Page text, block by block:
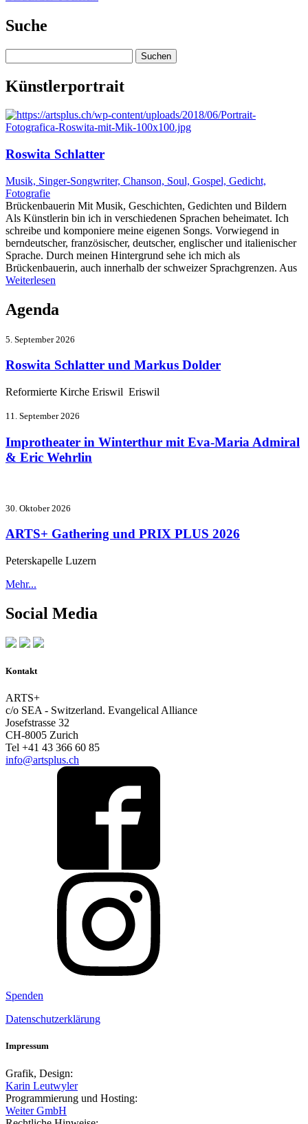
Suche
nach:
Künstlerportrait
Roswita Schlatter
Musik, Singer-Songwriter, Chanson, Soul, Gospel, Gedicht,
Fotografie
Brückenbauerin Mit Musik, Geschichten, Gedichten und Bildern
Als Künstlerin bin ich in verschiedenen Sprachen beheimatet. Ich
schreibe und komponiere meine eigenen Songs. Vorwiegend in
berndeutscher, französischer, deutscher, englischer und italienischer
Sprache. Durch meinen Hintergrund sehe ich mich als
Brückenbauerin, auch innerhalb der schweizer Sprachgrenzen. Aus
Weiterlesen
Agenda
5. September 2026
Roswita Schlatter und Markus Dolder
Reformierte Kirche Eriswil Eriswil
11. September 2026
Improtheater in Winterthur mit Eva-Maria Admiral
& Eric Wehrlin
30. Oktober 2026
ARTS+ Gathering und PRIX PLUS 2026
Peterskapelle Luzern
Mehr...
Social Media
Kontakt
ARTS+
c/o SEA - Switzerland. Evangelical Alliance
Josefstrasse 32
CH-8005 Zurich
Tel +41 43 366 60 85
info@artsplus.ch
Spenden
Datenschutzerklärung
Impressum
Grafik, Design:
Karin Leutwyler
Programmierung und Hosting:
Weiter GmbH